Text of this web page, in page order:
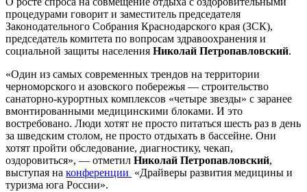
процедурами говорит и заместитель председателя
Законодательного Собрания Краснодарского края (ЗСК),
председатель комитета по вопросам здравоохранения и
социальной защиты населения Николай Петропавловский.
«Один из самых современных трендов на территории
черноморского и азовского побережья — строительство
санаторно-курортных комплексов «четыре звезды» с заранее
вмонтированными медицинскими блоками. И это
востребовано. Люди хотят не просто питаться шесть раз в день
за шведским столом, не просто отдыхать в бассейне. Они
хотят пройти обследование, диагностику, чекап,
оздоровиться», — отметил Николай Петропавловский,
выступая на конференции «Драйверы развития медицины и
туризма юга России».